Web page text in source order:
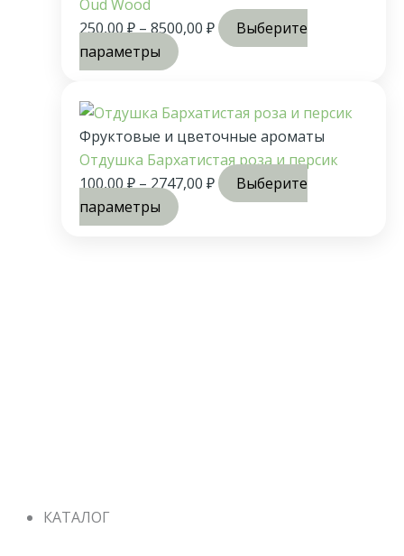
Oud Wood
250,00₽–8500,00 ₽
Выберите
параметры
Фруктовые и цветочные ароматы
Отдушка Бархатистая роза и персик
100,00₽–2747,00 ₽
Выберите
параметры
КАТАЛОГ